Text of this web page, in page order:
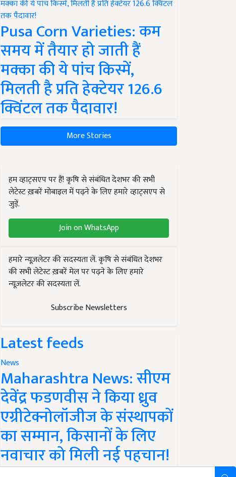
Pusa Corn Varieties: कम
समय में तैयार हो जाती हैं
मक्का की ये पांच किस्में,
मिलती है प्रति हेक्टेयर 126.6
क्विंटल तक पैदावार!
More Stories
हम व्हाट्सएप पर हैं! कृषि से संबंधित देशभर की सभी
लेटेस्ट ख़बरें मोबाइल में पढ़ने के लिए हमारे व्हाट्सएप से
जुड़ें.
Join on WhatsApp
हमारे न्यूज़लेटर की सदस्यता लें. कृषि से संबंधित देशभर
की सभी लेटेस्ट ख़बरें मेल पर पढ़ने के लिए हमारे
न्यूज़लेटर की सदस्यता लें.
Subscribe Newsletters
Latest feeds
News
Maharashtra News: सीएम
देवेंद्र फडणवीस ने किया ध्रुव
एग्रीटेक्नोलॉजीज के संस्थापकों
का सम्मान, किसानों के लिए
नवाचार को मिली नई पहचान!